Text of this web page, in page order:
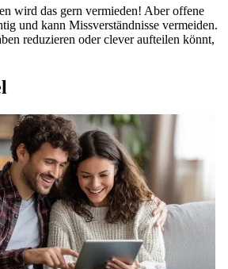
wird das gern vermieden! Aber offene
und kann Missverständnisse vermeiden.
reduzieren oder clever aufteilen könnt,